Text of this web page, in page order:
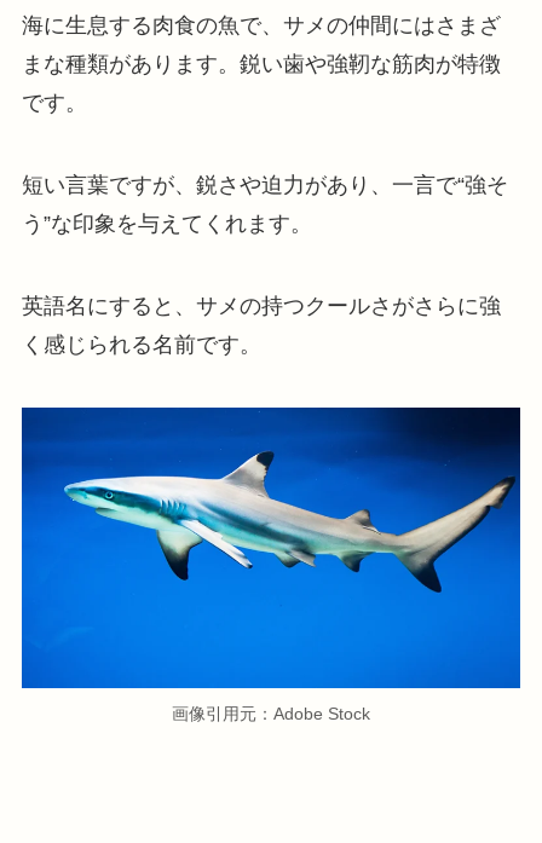
海に生息する肉食の魚で、サメの仲間にはさまざ
まな種類があります。鋭い歯や強靭な筋肉が特徴
です。
短い言葉ですが、鋭さや迫力があり、一言で“強そ
う”な印象を与えてくれます。
英語名にすると、サメの持つクールさがさらに強
く感じられる名前です。
画像引用元：Adobe Stock